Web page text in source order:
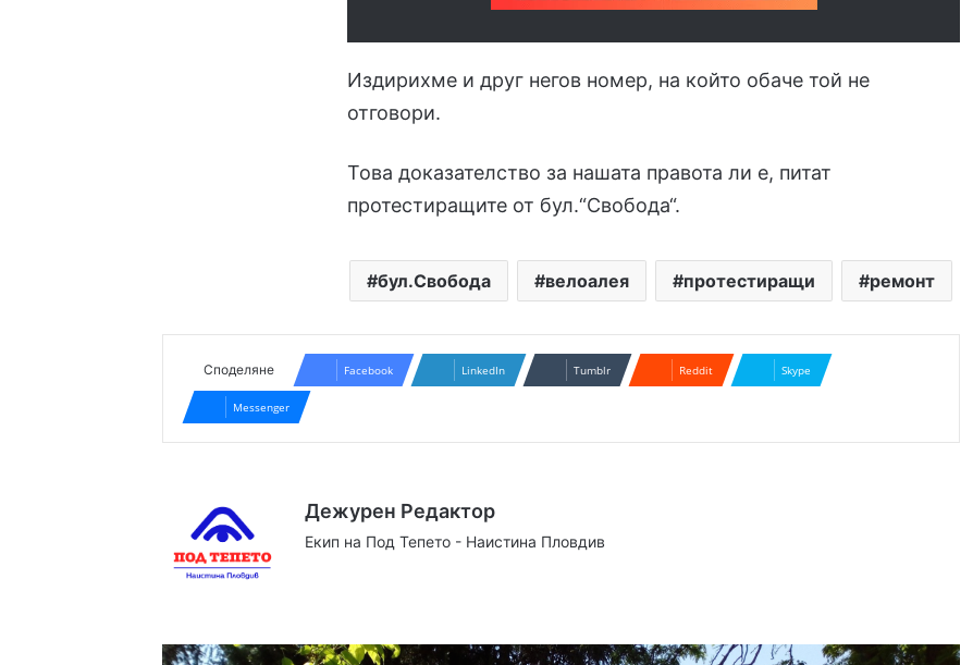
Издирихме и друг негов номер, на който обаче той не
отговори.
Това доказателство за нашата правота ли е, питат
протестиращите от бул.“Свобода“.
бул.Свобода велоалея протестиращи ремонт
Споделяне Facebook LinkedIn Tumblr Reddit Skype
Messenger
Дежурен Редактор
Екип на Под Тепето - Наистина Пловдив